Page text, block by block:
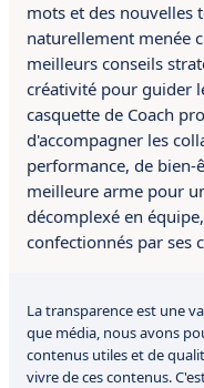
mots et des nouvelles
naturellement menée
meilleurs conseils
créativité pour guider
casquette de Coach
d'accompagner les
performance, de bien-
meilleure arme pour
décomplexé en
confectionnés par ses
La transparence est une
que média, nous avons
contenus utiles et de
vivre de ces contenus.